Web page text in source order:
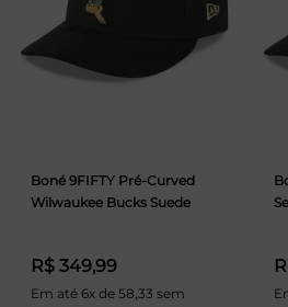
Boné 9FIFTY Pré-Curved
Wilwaukee Bucks Suede
R$ 349,99
Em até 6x de 58,33 sem